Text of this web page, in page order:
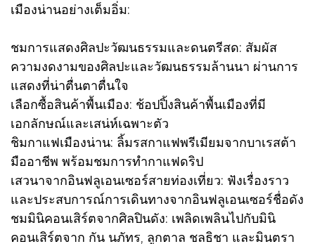
เมืองน่านอย่างเต็มอิ่ม:
ชมการแสดงศิลปะวัฒนธรรมและดนตรีสด: สัมผัส
ความงดงามของศิลปะและวัฒนธรรมล้านนา ผ่านการ
แสดงที่น่าตื่นตาตื่นใจ
เลือกซื้อสินค้าพื้นเมือง: ช้อปปิ้งสินค้าพื้นเมืองที่มี
เอกลักษณ์และเสน่ห์เฉพาะตัว
ชิมกาแฟเมืองน่าน: ลิ้มรสกาแฟพรีเมียมจากบาเรสต้า
มืออาชีพ พร้อมชมการทำกาแฟดริป
เสวนาจากอินฟลูเอนเซอร์สายท่องเที่ยว: ฟังเรื่องราว
และประสบการณ์การเดินทางจากอินฟลูเอนเซอร์ชื่อดัง
ชมมินิคอนเสิร์ตจากศิลปินดัง: เพลิดเพลินไปกับมินิ
คอนเสิร์ตจาก กัน นภัทร, ลูกตาล ชลธิชา และมินตรา